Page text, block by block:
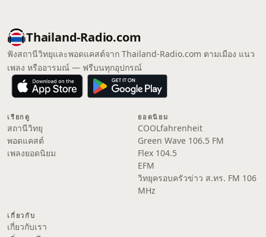
Thailand-Radio.com
ฟังสถานีวิทยุและพอดแคสต์จาก Thailand-Radio.com ตามเมือง แนว
เพลง หรืออารมณ์ — ฟรีบนทุกอุปกรณ์
เรียกดู
สถานีวิทยุ
พอดแคสต์
เพลงยอดนิยม
ยอดนิยม
COOLfahrenheit
Green Wave 106.5 FM
Flex 104.5
EFM
วิทยุครอบครัวข่าว ส.ทร. FM 106
MHz
เกี่ยวกับ
เกี่ยวกับเรา